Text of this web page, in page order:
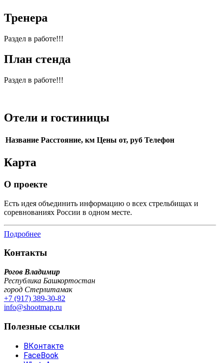
Тренера
Раздел в работе!!!
План стенда
Раздел в работе!!!
Отели и гостиницы
Название Расстояние, км Цены от, руб Телефон
Карта
О проекте
Есть идея объединить информацию о всех стрельбищах и
соревнованиях России в одном месте.
Подробнее
Контакты
Рогов Владимир
Республика Башкортостан
город Стерлитамак
+7 (917) 389-30-82
info@shootmap.ru
Полезные ссылки
ВКонтакте
FaceBook